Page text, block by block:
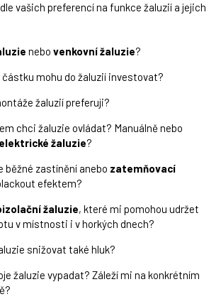
vašich preferencí na funkce žaluzií a jejich
nebo venkovní žaluzie?
mohu do žaluzií investovat?
žaluzií preferuji?
chci žaluzie ovládat? Manuálně nebo
elektrické žaluzie?
běžné zastínění anebo zatemňovací
efektem?
žaluzie, které mi pomohou udržet
v místnosti i v horkých dnech?
snižovat také hluk?
žaluzie vypadat? Záleží mi na konkrétním